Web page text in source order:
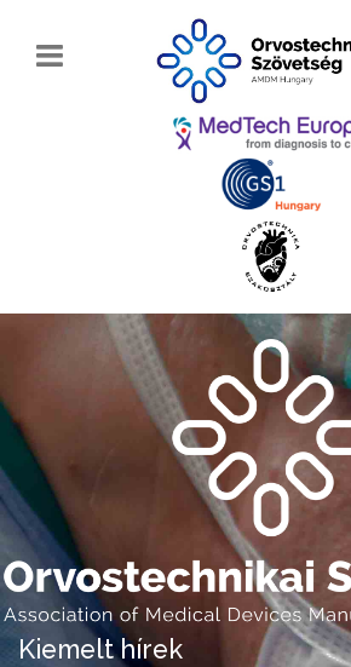
Kiemelt hírek